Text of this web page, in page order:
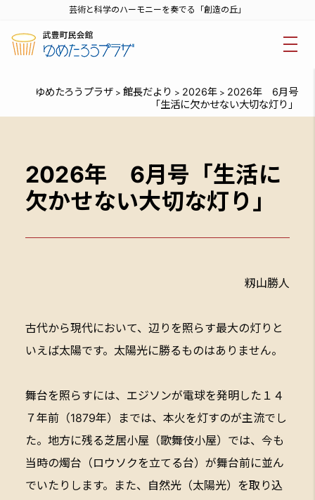
芸術と科学のハーモニーを奏でる「創造の丘」
ゆめたろうプラザ > 館長だより > 2026年 > 2026年 6月号
「生活に欠かせない大切な灯り」
2026年 6月号「生活に
欠かせない大切な灯り」
籾山勝人
古代から現代において、辺りを照らす最大の灯りと
いえば太陽です。太陽光に勝るものはありません。
舞台を照らすには、エジソンが電球を発明した１４
７年前（1879年）までは、本火を灯すのが主流でし
た。地方に残る芝居小屋（歌舞伎小屋）では、今も
当時の燭台（ロウソクを立てる台）が舞台前に並ん
でいたりします。また、自然光（太陽光）を取り込